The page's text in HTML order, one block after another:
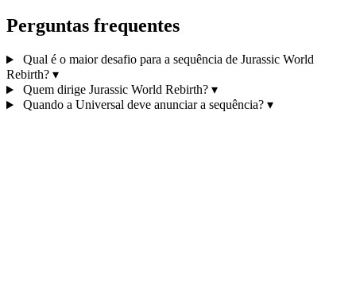
Perguntas frequentes
Qual é o maior desafio para a sequência de Jurassic World
Rebirth? ▾
Quem dirige Jurassic World Rebirth? ▾
Quando a Universal deve anunciar a sequência? ▾